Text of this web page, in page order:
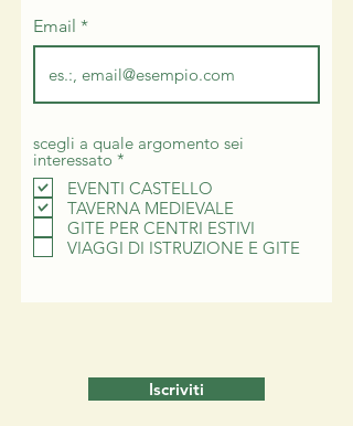
Email
scegli a quale argomento sei
interessato *
b
l
i
g
a
r
EVENTI CASTELLO
TAVERNA MEDIEVALE
GITE PER CENTRI ESTIVI
VIAGGI DI ISTRUZIONE E GITE
Iscriviti